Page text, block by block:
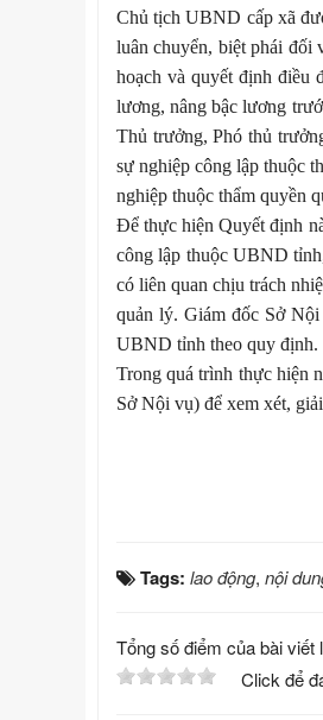
Chủ tịch UBND cấp xã
luân chuyển, biệt phái đối
hoạch và quyết định điều
lương, nâng bậc lương
Thủ trưởng, Phó thủ
sự nghiệp công lập thuộc
nghiệp thuộc thẩm quyền
Để thực hiện Quyết định
công lập thuộc UBND tỉnh
có liên quan chịu trách
quản lý. Giám đốc Sở
UBND tỉnh theo quy định.
Trong quá trình thực hiện
Sở Nội vụ) để xem xét,
Tags: lao động, nội
Tổng số điểm của bài viết
Click để